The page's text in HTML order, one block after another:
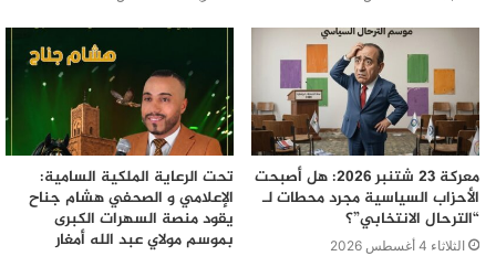
معركة 23 شتنبر 2026: هل أصبحت
الأحزاب السياسية مجرد محطات لـ
“الترحال الانتخابي”؟
الثلاثاء 4 أغسطس 2026
تحت الرعاية الملكية السامية:
الإعلامي و الصحفي هشام جناح
يقود منصة السهرات الكبرى
بموسم مولاي عبد الله أمغار